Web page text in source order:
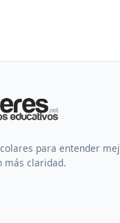
para entender
más claridad.